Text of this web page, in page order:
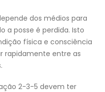
dos médios para
a posse é perdida. Isto
física e consciência
rapidamente entre as
2-3-5 devem ter